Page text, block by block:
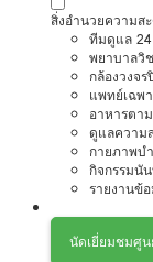
สิ่งอำนวยความส
ทีมดูแล
พยาบาลวิ
กล้องวงจร
แพทย์เฉพ
อาหารตา
ดูแลความ
กายภาพบ
กิจกรรมนั
รายงานข้
นัดเยี่ยมชมศู